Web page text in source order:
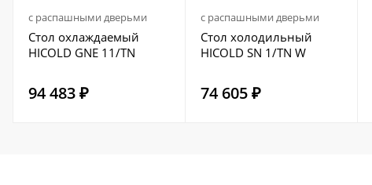
с распашными дверьми
Стол охлаждаемый
HICOLD GNE 11/TN
94 483 ₽
с распашными дверьми
Стол холодильный
HICOLD SN 1/TN W
74 605 ₽